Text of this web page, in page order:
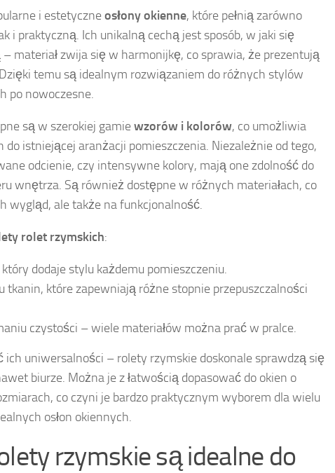
i estetyczneosłony okienne, które pełnią zarówno
i praktyczną. Ich unikalną cechą jest sposób, w jaki się
– materiał zwija się w harmonijkę, co sprawia, że prezentują
temu są idealnym rozwiązaniem do różnych stylów
po nowoczesne.
są w szerokiej gamiewzorów i kolorów, co umożliwia
do istniejącej aranżacji pomieszczenia. Niezależnie od tego,
odcienie, czy intensywne kolory, mają one zdolność do
wnętrza. Są również dostępne w różnych materiałach, co
wygląd, ale także na funkcjonalność.
rolet rzymskich:
dodaje stylu każdemu pomieszczeniu.
tkanin, które zapewniają różne stopnie przepuszczalności
czystości – wiele materiałów można prać w pralce.
ich uniwersalności – rolety rzymskie doskonale sprawdzą się
biurze. Można je z łatwością dopasować do okien o
co czyni je bardzo praktycznym wyborem dla wielu
osłon okiennych.
rzymskie są idealne do